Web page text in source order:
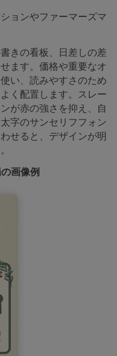
ョンやファーマーズマ
きの看板、日差しの差
ます。価格や重要なオ
い、読みやすさのため
く配置します。スレー
が赤の強さを抑え、自
字のサンセリフフォン
せると、デザインが明
画像例